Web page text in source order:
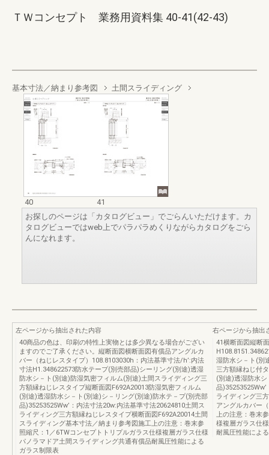
ＴＷコンセプト 業務用資料集 40-41(42-43)
基本寸法／納まり参考図 土間スライディング
40
41
お探しのページは「カタログビュー」でごらんいただけます。カ
タログビューではweb上でパラパラめくりながらカタログをごら
んになれます。
左ページから抽出された内容
40商品の色は、印刷の特性上実物とは多少異なる場合がござい
ますのでご了承ください。縦断面図横断面図有償品アングルカ
バー（ねじレスタイプ）108.8103030h：内法基準寸法/h’:内法
寸法H1.348622573防水テープ(別売部品)シーリング(別途)透湿
防水シ－ト(別途)防湿気密フィルム(別途)土間スライディング三
方額縁ねじレスタイプ縦断面図F692A20013防湿気密フィルム
(別途)透湿防水シ－ト(別途)シ－リング(別途)防水テ－プ(別売部
品)35253525Ww’：内法寸法20w:内法基準寸法20624810土間ス
ライディング三方額縁ねじレスタイプ横断面図F692A20014土間
スライディング基本寸法／納まり参考図施工上の注意：巻末参
照縮尺：1／6TWコンセプトトリプルガラス仕様複層ガラス仕様
パノラマドア土間スライディング共通有償品耐風圧性能による
ガラス制限表
右ページから抽出
41横断面図縦断
湿防水シ－ト(別
三方額縁ねじ付
(別途)透湿防水
品
ライディング三
アングルカバー
上の注意：巻末
様複層ガラス仕
耐風圧性能によ